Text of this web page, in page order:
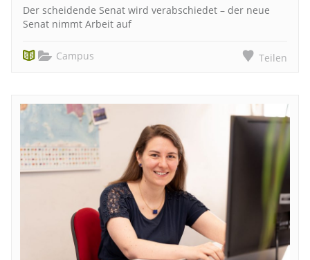
Der scheidende Senat wird verabschiedet – der neue
Senat nimmt Arbeit auf
Campus Teilen